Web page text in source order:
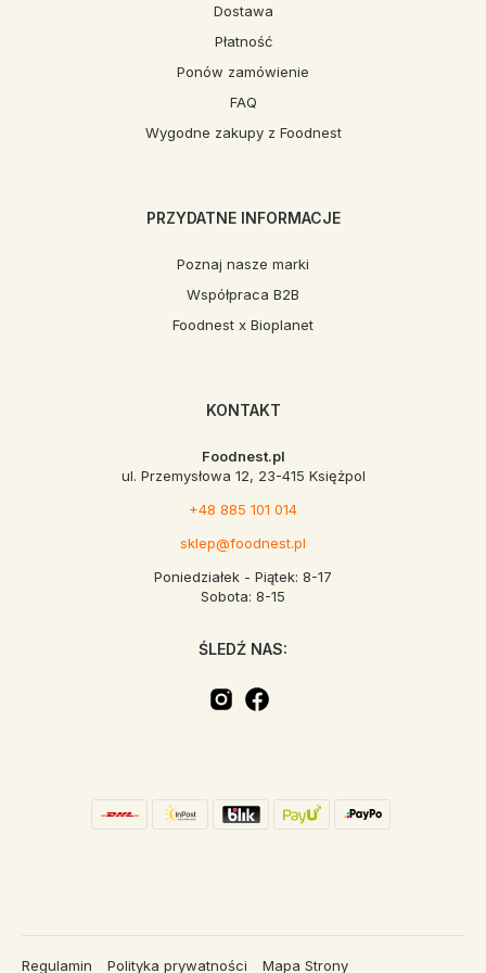
Dostawa
Płatność
Ponów zamówienie
FAQ
Wygodne zakupy z Foodnest
PRZYDATNE INFORMACJE
Poznaj nasze marki
Współpraca B2B
Foodnest x Bioplanet
KONTAKT
Foodnest.pl
ul. Przemysłowa 12, 23-415 Księżpol
+48 885 101 014
sklep@foodnest.pl
Poniedziałek - Piątek: 8-17
Sobota: 8-15
ŚLEDŹ NAS:
Regulamin Polityka prywatności Mapa Strony